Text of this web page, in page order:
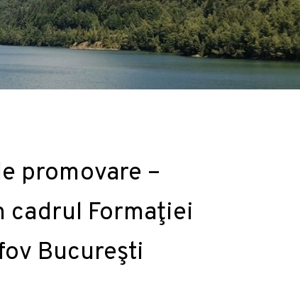
promovare –
cadrul Formaţiei
Bucureşti